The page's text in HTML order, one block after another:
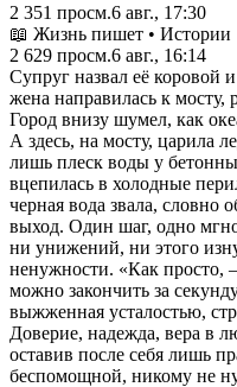
2 351 просм.6 авг., 17:30
📖 Жизнь пишет • Истории
2 629 просм.6 авг., 16:14
Супруг назвал её коровой
жена направилась к
Город внизу шумел, как
А здесь, на мосту, царила
лишь плеск воды у
вцепилась в холодные
черная вода звала, словно
выход. Один шаг, одно
ни унижений, ни этого
ненужности. «Как просто,
можно закончить за
выжженная усталостью,
Доверие, надежда, вера в
оставив после себя лишь
беспомощной, никому не